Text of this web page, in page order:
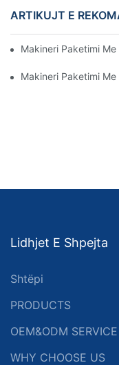
ARTIKUJT E
Makineri Paketimi
Makineri Paketimi
Lidhjet E Shpejta
Shtëpi
PRODUCTS
OEM&ODM SERVICE
WHY CHOOSE US